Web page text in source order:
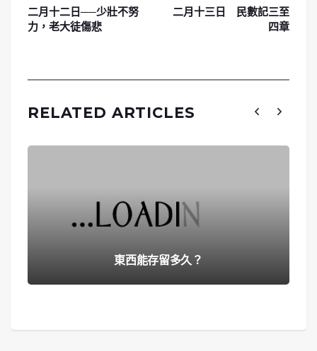
二月十二日──少壯不努
力，老大徒傷悲
二月十三日 民數記三至
四章
RELATED ARTICLES
東西能存留多久？